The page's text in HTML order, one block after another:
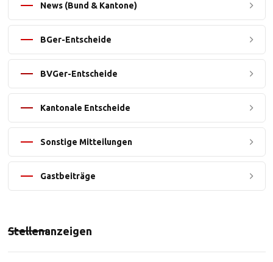
News (Bund & Kantone)
BGer-Entscheide
BVGer-Entscheide
Kantonale Entscheide
Sonstige Mitteilungen
Gastbeiträge
Stellenanzeigen